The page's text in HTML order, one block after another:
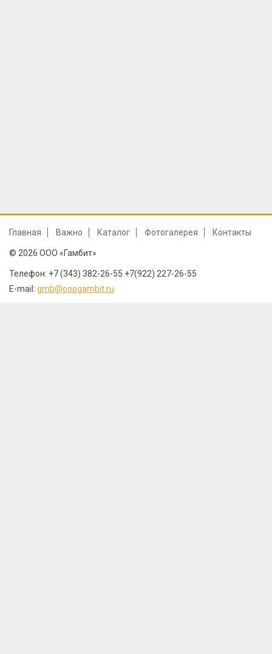
Главная Важно Каталог Фотогалерея Контакты
© 2026 ООО «Гамбит»
Телефон: +7 (343) 382-26-55 +7(922) 227-26-55
E-mail: gmb@ooogambit.ru